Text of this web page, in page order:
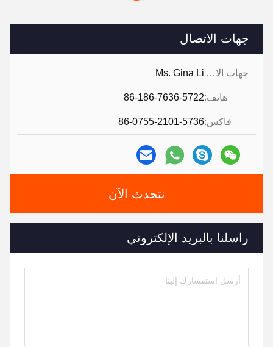
جهات الاتصال
جهات الاتصال: Ms. Gina Li
هاتف:86-186-7636-5722
فاكس:86-0755-2101-5736
نتحدث الآن
راسلنا بالبريد الإلكتروني